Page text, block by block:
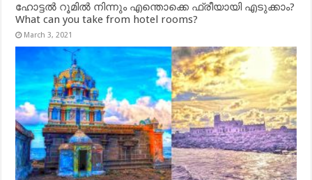
ഹോട്ടൽ റൂമിൽ നിന്നും എന്തൊക്കെ ഫ്രീയായി എടുക്കാം?
What can you take from hotel rooms?
March 3, 2021